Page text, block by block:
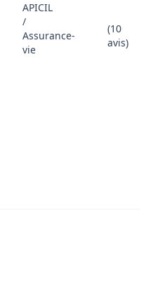
APICIL
/
Assurance-
vie
(10
avis)